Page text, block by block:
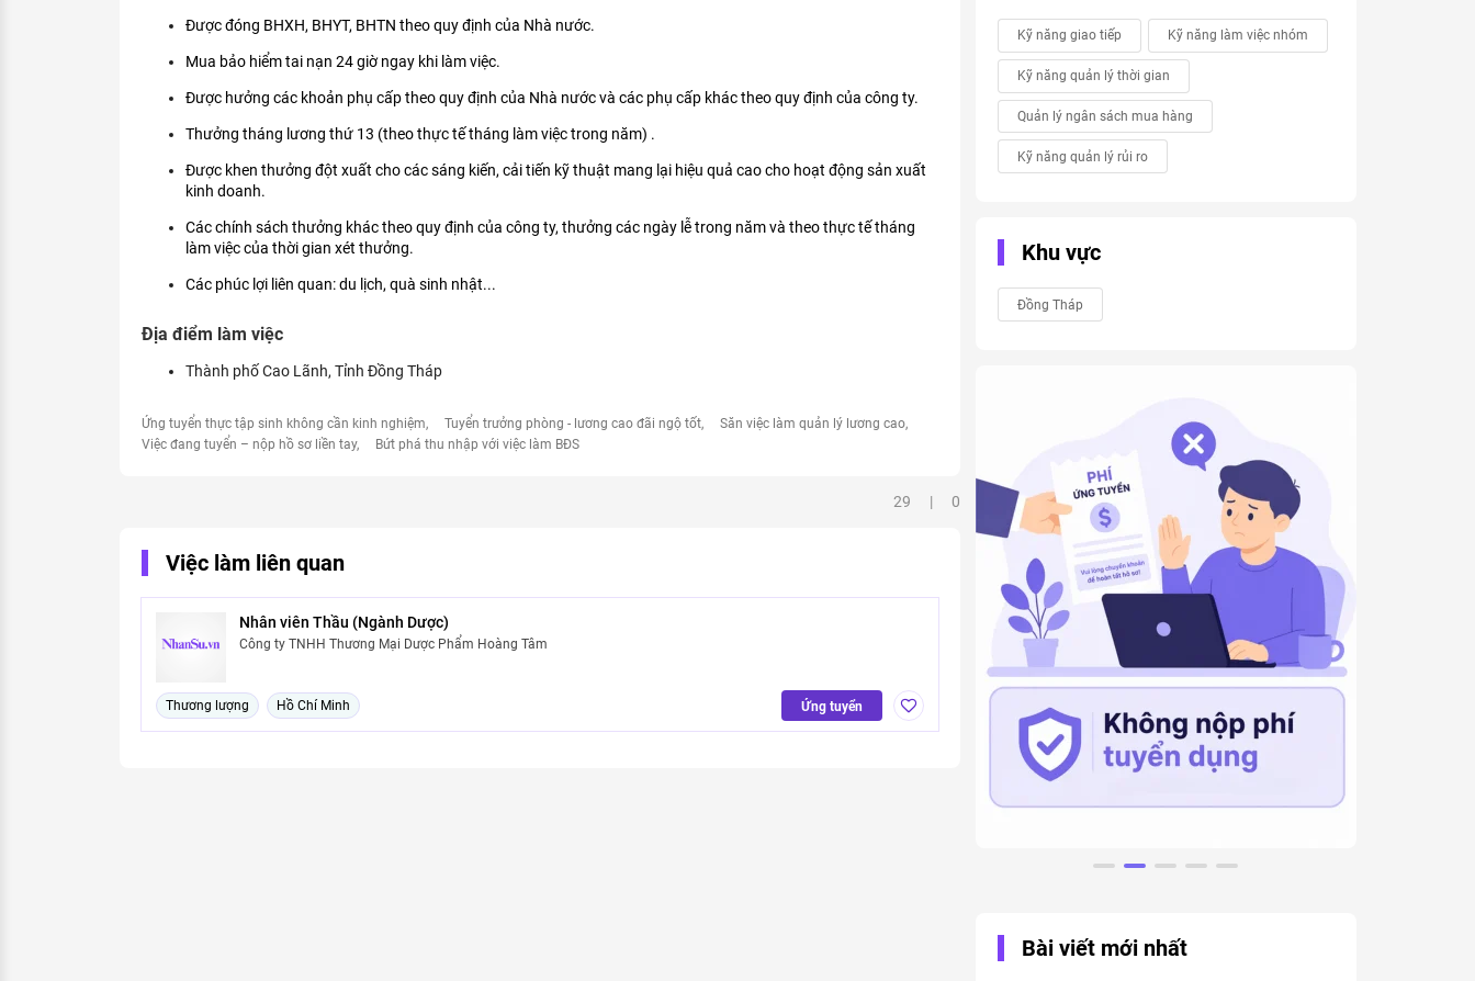
Được đóng BHXH, BHYT, BHTN theo quy định của Nhà nước.
Mua bảo hiểm tai nạn 24 giờ ngay khi làm việc.
Được hưởng các khoản phụ cấp theo quy định của Nhà nước và các phụ cấp khác theo quy định của công ty.
Thưởng tháng lương thứ 13 (theo thực tế tháng làm việc trong năm) .
Được khen thưởng đột xuất cho các sáng kiến, cải tiến kỹ thuật mang lại hiệu quả cao cho hoạt động sản xuất
kinh doanh.
Các chính sách thưởng khác theo quy định của công ty, thưởng các ngày lễ trong năm và theo thực tế tháng
làm việc của thời gian xét thưởng.
Các phúc lợi liên quan: du lịch, quà sinh nhật...
Địa điểm làm việc
Thành phố Cao Lãnh, Tỉnh Đồng Tháp
Ứng tuyển thực tập sinh không cần kinh nghiệm Tuyển trưởng phòng - lương cao đãi ngộ tốt
Săn việc làm quản lý lương cao
Việc đang tuyển – nộp hồ sơ liền tay
Bứt phá thu nhập với việc làm BĐS
29 | 0
Việc làm liên quan
Nhân viên Thầu (Ngành Dược)
Công ty TNHH Thương Mại Dược Phẩm Hoàng Tâm
Thương lượng Hồ Chí Minh Ứng tuyển
Kỹ năng giao tiếp Kỹ năng làm việc nhóm
Kỹ năng quản lý thời gian
Quản lý ngân sách mua hàng
Kỹ năng quản lý rủi ro
Khu vực
Đồng Tháp
Bài viết mới nhất